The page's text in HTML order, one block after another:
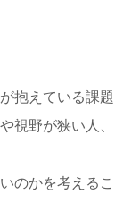
抱えている課題
視野が狭い人、
のかを考えるこ